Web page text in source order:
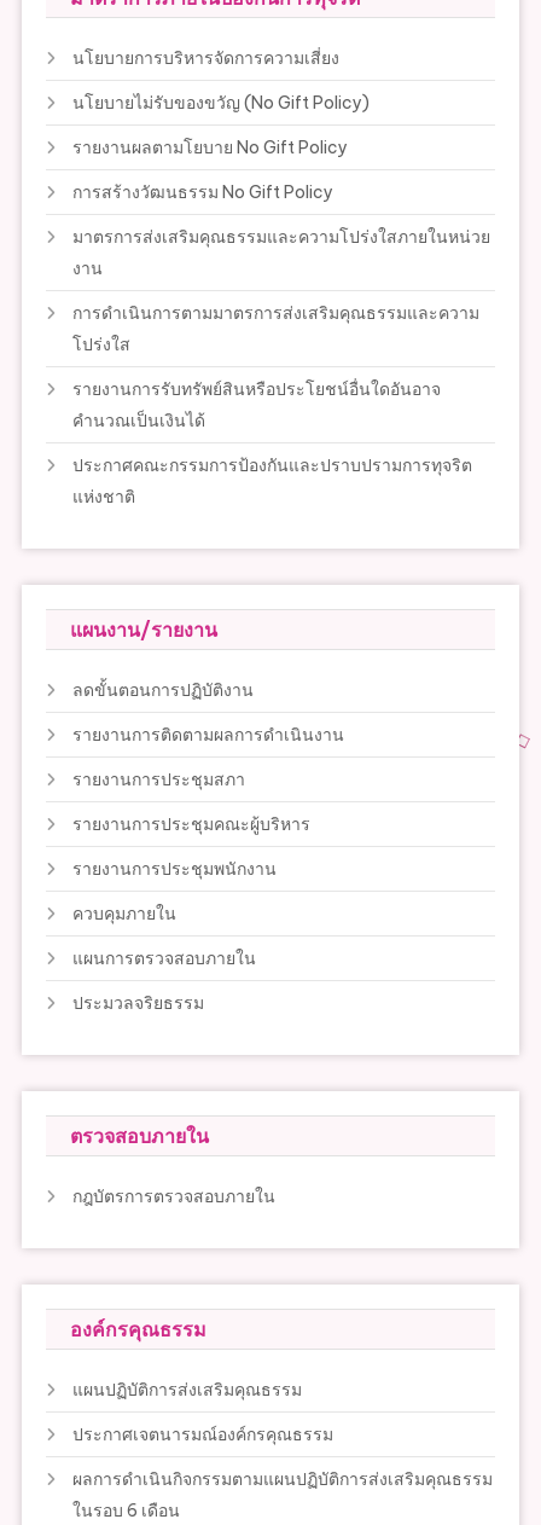
นโยบายการบริหารจัดการความเสี่ยง
นโยบายไม่รับของขวัญ (No Gift Policy)
รายงานผลตามโยบาย No Gift Policy
การสร้างวัฒนธรรม No Gift Policy
มาตรการส่งเสริมคุณธรรมและความโปร่งใสภายในหน่วย
งาน
การดำเนินการตามมาตรการส่งเสริมคุณธรรมและความ
โปร่งใส
รายงานการรับทรัพย์สินหรือประโยชน์อื่นใดอันอาจ
คำนวณเป็นเงินได้
ประกาศคณะกรรมการป้องกันและปราบปรามการทุจริต
แห่งชาติ
แผนงาน/รายงาน
ลดขั้นตอนการปฏิบัติงาน
รายงานการติดตามผลการดำเนินงาน
รายงานการประชุมสภา
รายงานการประชุมคณะผู้บริหาร
รายงานการประชุมพนักงาน
ควบคุมภายใน
แผนการตรวจสอบภายใน
ประมวลจริยธรรม
ตรวจสอบภายใน
กฎบัตรการตรวจสอบภายใน
องค์กรคุณธรรม
แผนปฏิบัติการส่งเสริมคุณธรรม
ประกาศเจตนารมณ์องค์กรคุณธรรม
ผลการดำเนินกิจกรรมตามแผนปฏิบัติการส่งเสริมคุณธรรม
ในรอบ 6 เดือน